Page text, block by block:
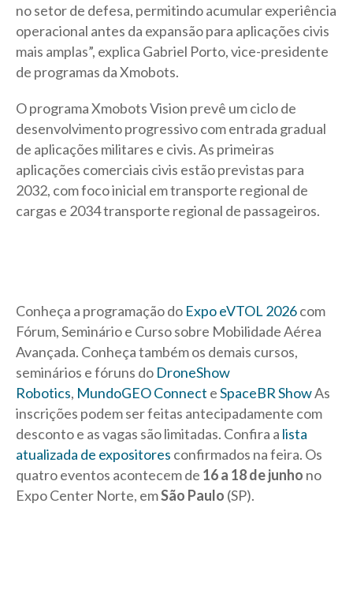
no setor de defesa, permitindo acumular experiência
operacional antes da expansão para aplicações civis
mais amplas”, explica Gabriel Porto, vice-presidente
de programas da Xmobots.
O programa Xmobots Vision prevê um ciclo de
desenvolvimento progressivo com entrada gradual
de aplicações militares e civis. As primeiras
aplicações comerciais civis estão previstas para
2032, com foco inicial em transporte regional de
cargas e 2034 transporte regional de passageiros.
Conheça a programação do Expo eVTOL 2026com
Fórum, Seminário e Curso sobre Mobilidade Aérea
Avançada. Conheça também os demais cursos,
seminários e fóruns do DroneShow
Robotics, MundoGEO Connect eSpaceBR ShowAs
inscrições podem ser feitas antecipadamente com
desconto e as vagas são limitadas. Confira a lista
atualizada de expositores confirmados na feira. Os
quatro eventos acontecem de 16 a 18 de junho no
Expo Center Norte, emSão Paulo (SP).